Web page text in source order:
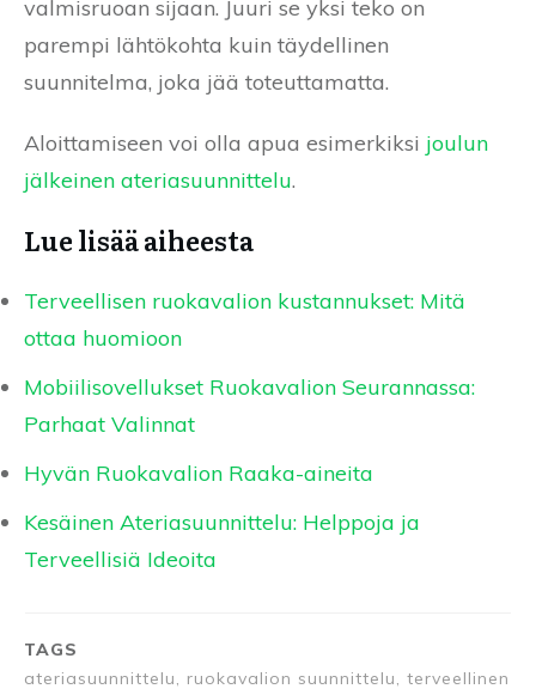
valmisruoan sijaan. Juuri se yksi teko on
parempi lähtökohta kuin täydellinen
suunnitelma, joka jää toteuttamatta.
Aloittamiseen voi olla apua esimerkiksi joulun
jälkeinen ateriasuunnittelu.
Lue lisää aiheesta
Terveellisen ruokavalion kustannukset: Mitä
ottaa huomioon
Mobiilisovellukset Ruokavalion Seurannassa:
Parhaat Valinnat
Hyvän Ruokavalion Raaka-aineita
Kesäinen Ateriasuunnittelu: Helppoja ja
Terveellisiä Ideoita
TAGS
ateriasuunnittelu, ruokavalion suunnittelu, terveellinen